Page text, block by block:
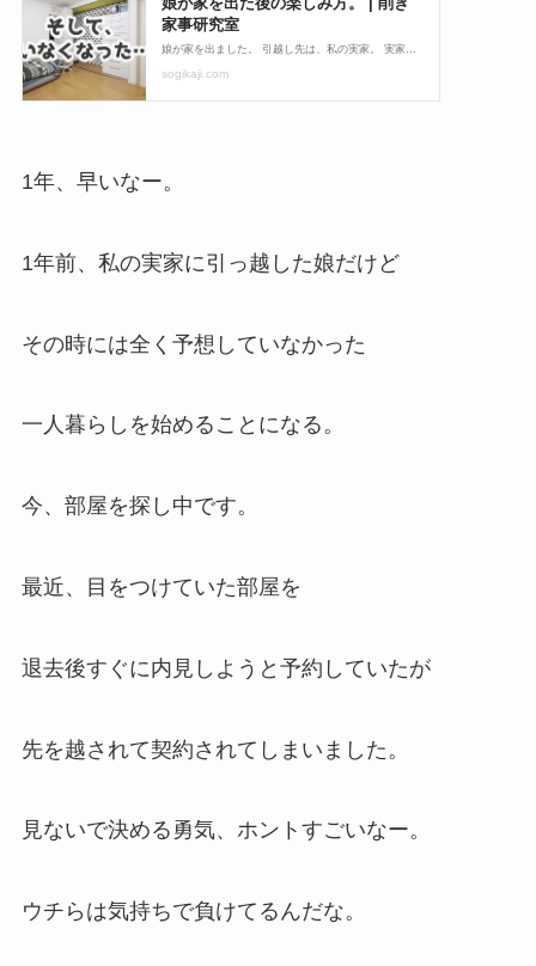
1年、早いなー。
1年前、私の実家に引っ越した娘だけど
その時には全く予想していなかった
一人暮らしを始めることになる。
今、部屋を探し中です。
最近、目をつけていた部屋を
退去後すぐに内見しようと予約していたが
先を越されて契約されてしまいました。
見ないで決める勇気、ホントすごいなー。
ウチらは気持ちで負けてるんだな。